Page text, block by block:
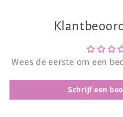
Wees de eerste om een
Schrijf een